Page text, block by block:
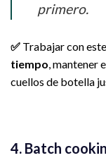
primero.
✅ Trabajar con
tiempo, mantener
cuellos de botella
4. Batch